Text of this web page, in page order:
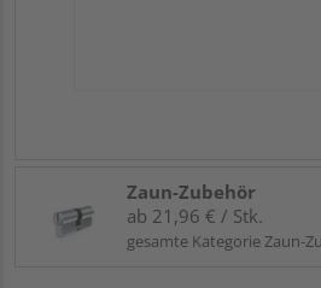
Zaun-Zubehör
ab 21,96 € / Stk.
gesamte Kategorie Zaun-